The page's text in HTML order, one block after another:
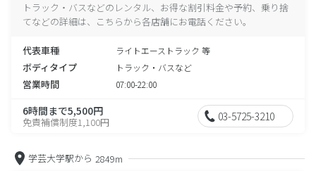
トラック・バスなどのレンタル、お得な割引料金や予約、乗り捨
てなどの詳細は、こちらから各店舗にお電話ください。
代表車種 ライトエーストラック 等
ボディタイプ トラック・バスなど
営業時間 07:00-22:00
6時間まで5,500円
免責補償制度1,100円 03-5725-3210
学芸大学駅から 2849m